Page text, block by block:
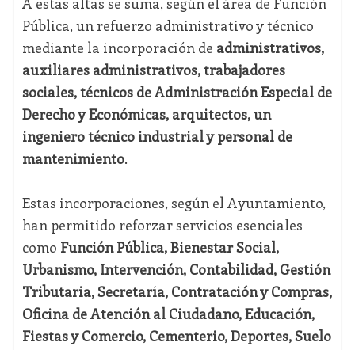
Pública, un refuerzo administrativo y técnico
mediante la incorporación de administrativos,
auxiliares administrativos, trabajadores
sociales, técnicos de Administración Especial de
Derecho y Económicas, arquitectos, un
ingeniero técnico industrial y personal de
mantenimiento.
Estas incorporaciones, según el Ayuntamiento,
han permitido reforzar servicios esenciales
como Función Pública, Bienestar Social,
Urbanismo, Intervención, Contabilidad, Gestión
Tributaria, Secretaría, Contratación y Compras,
Oficina de Atención al Ciudadano, Educación,
Fiestas y Comercio, Cementerio, Deportes, Suelo